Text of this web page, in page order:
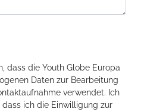
dass die Youth Globe Europa
Daten zur Bearbeitung
verwendet. Ich
ich die Einwilligung zur